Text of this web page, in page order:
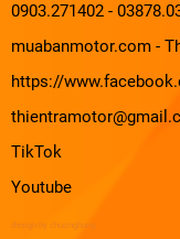
0903.271402 -
muabanmotor.com -
https://
TikTok
Youtube
design by chuonghung